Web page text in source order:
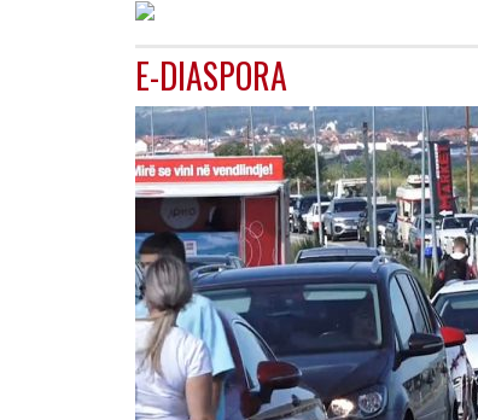
E-DIASPORA